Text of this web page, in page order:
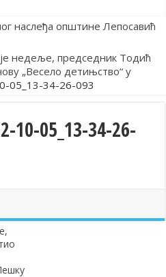
слава у Лепосавићу
у Леосавићу обележена
развоју привреде и
и грдови уручили поклон
2024
недеље, председник Тодић
„Весело детињство“ у
05_13-34-26-093
10-05_13-34-26-